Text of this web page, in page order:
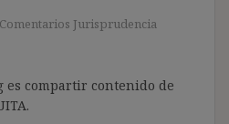
Comentarios Jurisprudencia
es compartir contenido de